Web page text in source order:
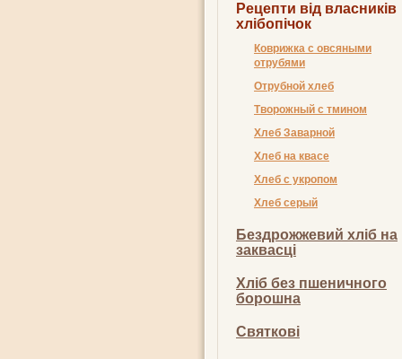
Рецепти від власників
хлібопічок
Коврижка с овсяными
отрубями
Отрубной хлеб
Творожный с тмином
Хлеб Заварной
Хлеб на квасе
Хлеб с укропом
Хлеб серый
Бездрожжевий хліб на
заквасці
Хліб без пшеничного
борошна
Святкові